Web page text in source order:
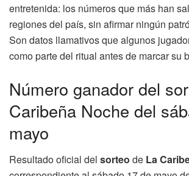
entretenida: los números que más han
regiones del país, sin afirmar ningún
Son datos llamativos que algunos
como parte del ritual antes de marcar su
Número ganador del
Caribeña Noche del
mayo
Resultado oficial del sorteo de La